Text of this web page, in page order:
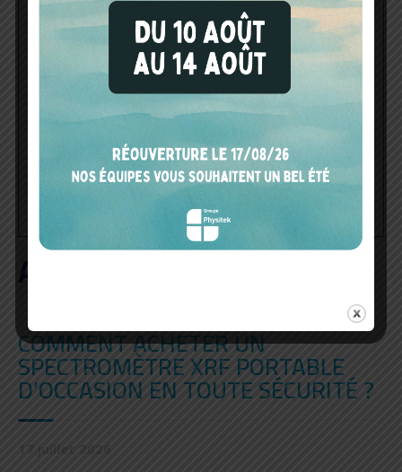
En nous envoyant votre email et toute autre information
personnelle, vous acceptez que les informations soient utilisées
en accord avec notre politique de protection des données
prévues auxmentions légalesde notre site Internet. Ces
données ne seront pas stockées pour un autre usage que pour
vous contacter. Elles ne seront ni vendues ni échangées.
A DÉCOUVRIR AUSSI
COMMENT ACHETER UN
SPECTROMÈTRE XRF PORTABLE
D’OCCASION EN TOUTE SÉCURITÉ ?